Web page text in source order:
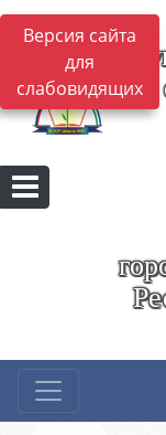
Версия сайта
для
слабовидящих